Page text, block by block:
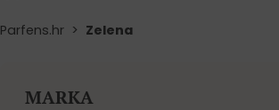
Parfens.hr > Zelena
MARKA